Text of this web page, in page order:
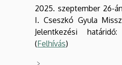
2025. szeptember 26-
I. Cseszkó Gyula
Jelentkezési
(Felhívás)